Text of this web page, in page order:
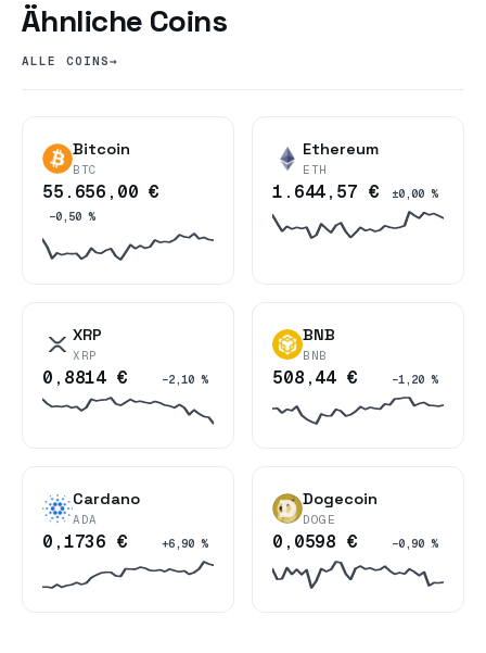
Ähnliche Coins
ALLE COINS→
Bitcoin
BTC
55.656,00 €
−0,50 %
Ethereum
ETH
1.644,57 € ±0,00 %
XRP
XRP
0,8814 € −2,10 %
BNB
BNB
508,44 € −1,20 %
Cardano
ADA
0,1736 € +6,90 %
Dogecoin
DOGE
0,0598 € −0,90 %